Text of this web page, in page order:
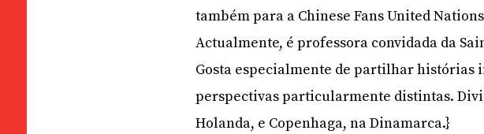
também para a Chinese Fans United
Actualmente, é professora convidada da
Gosta especialmente de partilhar histórias
perspectivas particularmente distintas.
Holanda, e Copenhaga, na Dinamarca.}